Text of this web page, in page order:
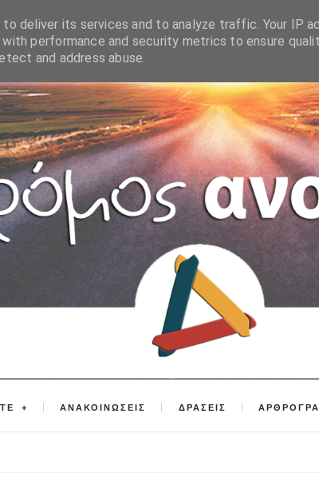
ΑΝΑΚΟΙΝΩΣΕΙΣ ΔΡΑΣΕΙΣ
deliver its services and to analyze traffic. Your IP
performance and security metrics to ensure
and address abuse.